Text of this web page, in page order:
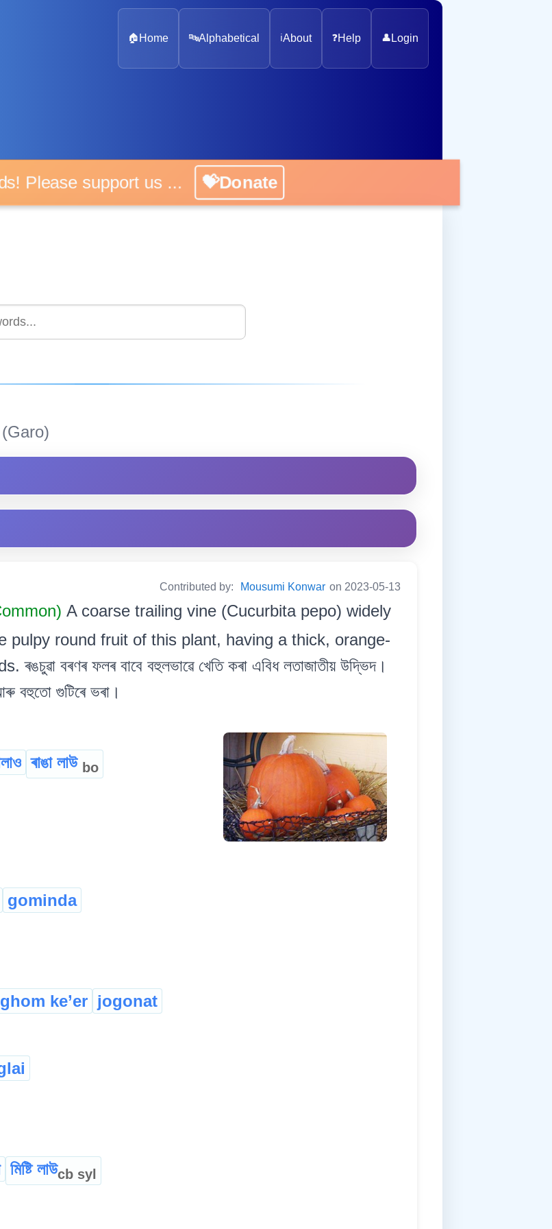
🏠 Home 🔤Alphabetical ℹ️About ❓Help 👤Login
Please support us ... 💝Donate
(Garo)
Contributed by: Mousumi Konwar on 2023-05-13
A coarse trailing vine (Cucurbita pepo) widely
pulpy round fruit of this plant, having a thick, orange-
বৰণৰ ফলৰ বাবে বহুলভাৱে খেতি কৰা এবিধ লতাজাতীয় উদ্ভিদ।
বহুতো গুটিৰে ভৰা।
ৰাঙা লাউ bo
gominda
ke’er jogonat
মিষ্টি লাউcb syl